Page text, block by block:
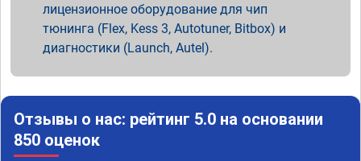
лицензионное оборудование для чип
тюнинга (Flex, Kess 3, Autotuner, Bitbox) и
диагностики (Launch, Autel).
Отзывы о нас: рейтинг 5.0 на основании
850 оценок